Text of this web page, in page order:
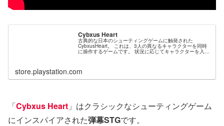
Cybxus Heart
古典的な日本のシューティングゲームに触発された
CybxusHeart。 これは、3人の異なるキャラクターを同時
に操作するゲームです。 状況に応じてキャラクターを入れ
store.playstation.com
「Cybxus Heart 」はクラシックなシューティングゲーム
にインスパイアされた弾幕STGです。